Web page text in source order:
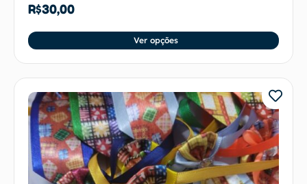
R$30,00
Ver opções